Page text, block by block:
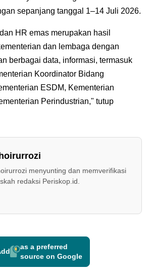
sepanjang tanggal 1–14 Juli 2026.
HR emas merupakan hasil
dan lembaga dengan
berbagai data, informasi, termasuk
Koordinator Bidang
ESDM, Kementerian
Perindustrian," tutup
menyunting dan memverifikasi
redaksi Periskop.id.
as a preferred
source on Google